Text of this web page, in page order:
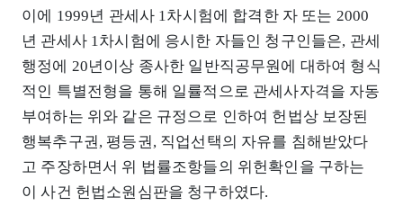
이에 1999년 관세사 1차시험에 합격한 자 또는 2000
년 관세사 1차시험에 응시한 자들인 청구인들은, 관세
행정에 20년이상 종사한 일반직공무원에 대하여 형식
적인 특별전형을 통해 일률적으로 관세사자격을 자동
부여하는 위와 같은 규정으로 인하여 헌법상 보장된
행복추구권, 평등권, 직업선택의 자유를 침해받았다
고 주장하면서 위 법률조항들의 위헌확인을 구하는
이 사건 헌법소원심판을 청구하였다.